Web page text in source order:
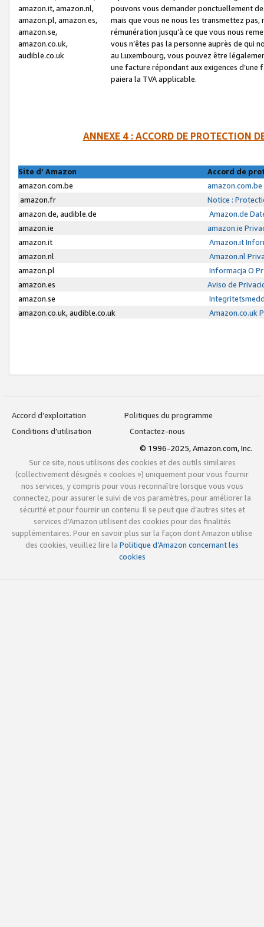
amazon.it, amazon.nl,
amazon.pl, amazon.es,
amazon.se,
amazon.co.uk,
audible.co.uk
pouvons vous demander ponctuellement
mais que vous ne nous les transmettez
rémunération jusqu’à ce que vous nous
vous n’êtes pas la personne auprès de qui
au Luxembourg, vous pouvez être
une facture répondant aux exigences
paiera la TVA applicable.
ANNEXE 4 : ACCORD DE PROTECTION
Site d’ Amazon
Accord de
amazon.com.be
amazon.fr
Notice :
amazon.de, audible.de
Amazon.de
amazon.ie
amazon.ie
amazon.it
Amazon.it
amazon.nl
Amazon.nl
amazon.pl
Informacja O
amazon.es
Aviso de
amazon.se
amazon.co.uk, audible.co.uk
Amazon.co.uk
Accord d’exploitation
Politiques du programme
Conditions d’utilisation
Contactez-nous
© 1996-2025, Amazon.com, Inc.
Sur ce site, nous utilisons des cookies et des outils similaires
(collectivement désignés « cookies ») uniquement pour vous fournir
nos services, y compris pour vous reconnaître lorsque vous vous
connectez, pour assurer le suivi de vos paramètres, pour améliorer la
sécurité et pour fournir un contenu. Il se peut que d’autres sites et
services d’Amazon utilisent des cookies pour des finalités
supplémentaires. Pour en savoir plus sur la façon dont Amazon utilise
des cookies, veuillez lire la Politique d’Amazon concernant les
cookies